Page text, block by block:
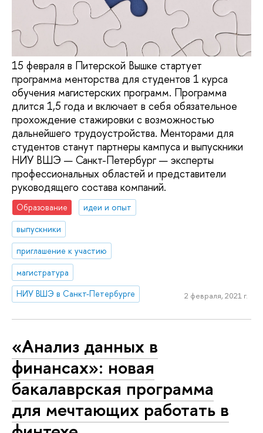
15 февраля в Питерской Вышке стартует
программа менторства для студентов 1 курса
обучения магистерских программ. Программа
длится 1,5 года и включает в себя обязательное
прохождение стажировки с возможностью
дальнейшего трудоустройства. Менторами для
студентов станут партнеры кампуса и выпускники
НИУ ВШЭ — Санкт-Петербург — эксперты
профессиональных областей и представители
руководящего состава компаний.
Образование
идеи и опыт
выпускники
приглашение к участию
магистратура
НИУ ВШЭ в Санкт-Петербурге
2 февраля, 2021 г.
«Анализ данных в
финансах»: новая
бакалаврская программа
для мечтающих работать в